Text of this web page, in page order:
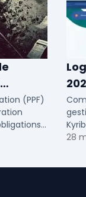
(PPF)
ETI
28